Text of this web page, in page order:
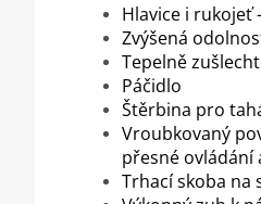
Hlavice i rukojeť
Zvýšená
Tepelně
Páčidlo
Štěrbina pro
Vroubkovaný
přesné
Trhací skoba na